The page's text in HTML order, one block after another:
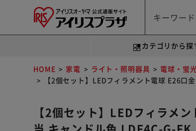
カテゴリから探
HOME 家電 ライト・照明器具 電球・蛍
【2個セット】LEDフィラメント電球 E26
【2個セット】LEDフィラメ